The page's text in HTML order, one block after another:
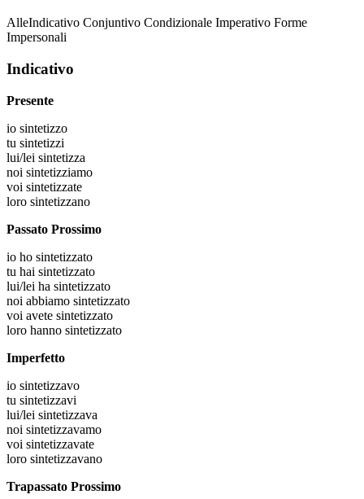
AlleIndicativo Conjuntivo Condizionale Imperativo Forme
Impersonali
Indicativo
Presente
io sintetizzo
tu sintetizzi
lui/lei sintetizza
noi sintetizziamo
voi sintetizzate
loro sintetizzano
Passato Prossimo
io ho sintetizzato
tu hai sintetizzato
lui/lei ha sintetizzato
noi abbiamo sintetizzato
voi avete sintetizzato
loro hanno sintetizzato
Imperfetto
io sintetizzavo
tu sintetizzavi
lui/lei sintetizzava
noi sintetizzavamo
voi sintetizzavate
loro sintetizzavano
Trapassato Prossimo